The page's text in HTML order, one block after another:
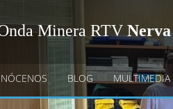
Minera RTV Nerva
BLOG MULTIMEDIA